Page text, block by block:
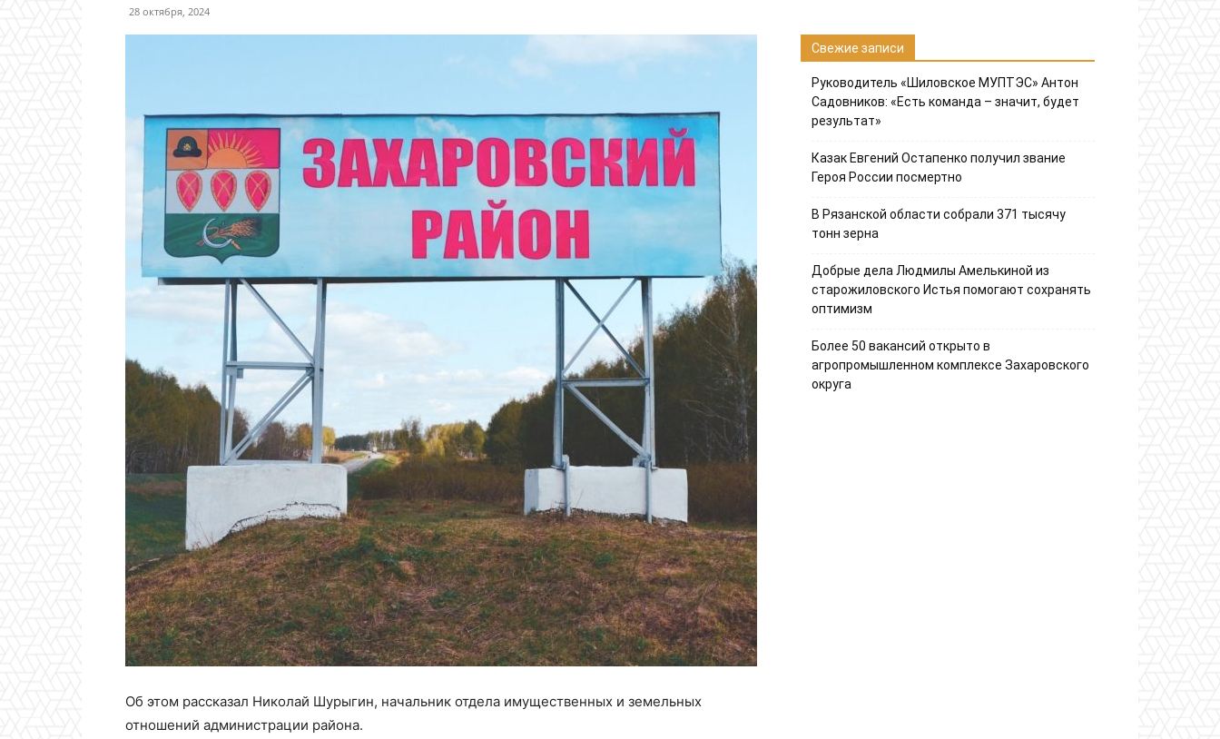
28 октября, 2024
Об этом рассказал Николай Шурыгин, начальник отдела имущественных и земельных
отношений администрации района.
Свежие записи
Руководитель «Шиловское МУПТЭС» Антон
Садовников: «Есть команда – значит, будет
результат»
Казак Евгений Остапенко получил звание
Героя России посмертно
В Рязанской области собрали 371 тысячу
тонн зерна
Добрые дела Людмилы Амелькиной из
старожиловского Истья помогают сохранять
оптимизм
Более 50 вакансий открыто в
агропромышленном комплексе Захаровского
округа